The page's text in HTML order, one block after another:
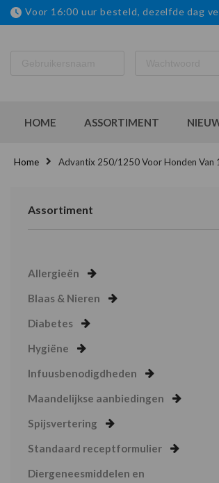
Voor 16:00 uur besteld, dezelfde dag
HOME ASSORTIMENT
Home Advantix 250/1250 Voor Honden Van
Assortiment
Allergieën
Blaas & Nieren
Diabetes
Hygiëne
Infuusbenodigdheden
Maandelijkse aanbiedingen
Spijsvertering
Standaard receptformulier
Diergeneesmiddelen en